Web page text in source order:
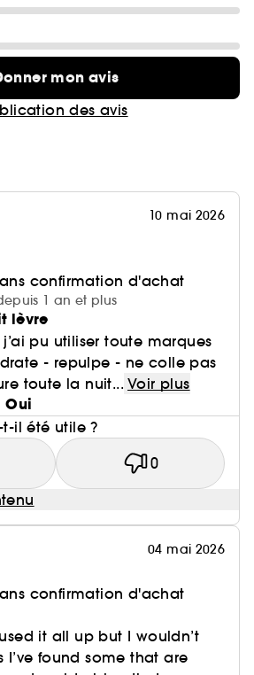
mon avis
des avis
10 mai 2026
confirmation d'achat
1 an et plus
lèvre
pu utiliser toute marques
- repulpe - ne colle pas
toute la nuit... Voir plus
Oui
il été utile ?
0
04 mai 2026
confirmation d'achat
it all up but I wouldn’t
I’ve found some that are